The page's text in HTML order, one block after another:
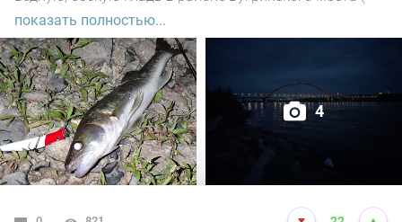
правый берег).
Отдыхающего люда просто тьма, и на берегу ,и на
воде. Сапы, катера, гидроциклы всяких мастей
поднимали нехилую волну до самой темноты.
По сути: рыбалил только на спиннинг, помощниками
выступили "вертушки" и воблера.
показать полностью...
4